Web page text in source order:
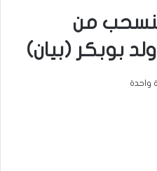
من
بوبكر (بيان)
واحدة